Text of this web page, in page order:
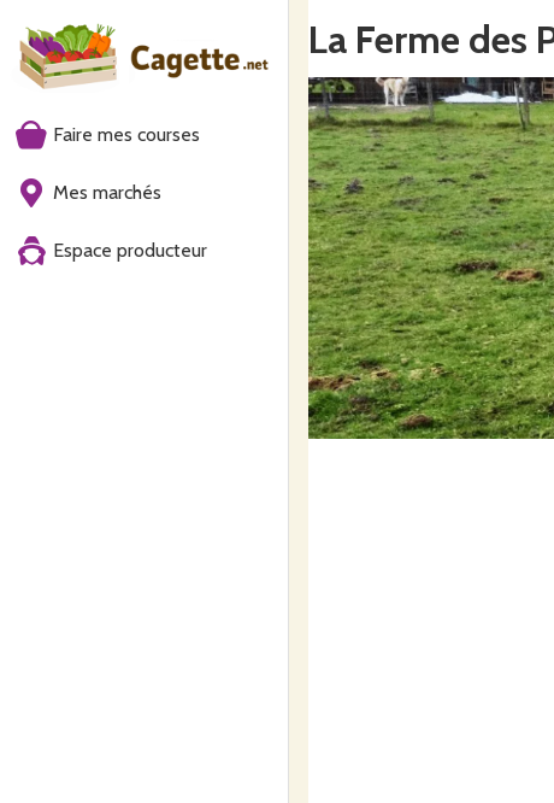
Faire mes courses
Mes marchés
Espace producteur
La Ferme des